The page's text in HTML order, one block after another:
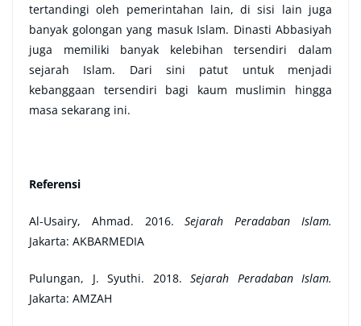
tertandingi oleh pemerintahan lain, di sisi lain juga
banyak golongan yang masuk Islam. Dinasti Abbasiyah
juga memiliki banyak kelebihan tersendiri dalam
sejarah Islam. Dari sini patut untuk menjadi
kebanggaan tersendiri bagi kaum muslimin hingga
masa sekarang ini.
Referensi
Al-Usairy, Ahmad. 2016.Sejarah Peradaban Islam.
Jakarta: AKBARMEDIA
Pulungan, J. Syuthi. 2018. Sejarah Peradaban Islam.
Jakarta: AMZAH